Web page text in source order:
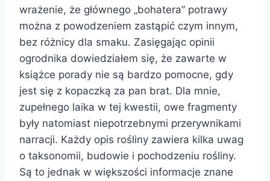
wrażenie, że głównego „bohatera” potrawy
można z powodzeniem zastąpić czym innym,
bez różnicy dla smaku. Zasięgając opinii
ogrodnika dowiedziałem się, że zawarte w
książce porady nie są bardzo pomocne, gdy
jest się z kopaczką za pan brat. Dla mnie,
zupełnego laika w tej kwestii, owe fragmenty
były natomiast niepotrzebnymi przerywnikami
narracji. Każdy opis rośliny zawiera kilka uwag
o taksonomii, budowie i pochodzeniu rośliny.
Są to jednak w większości informacje znane